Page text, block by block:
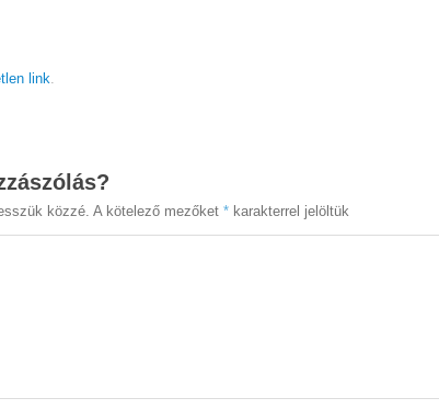
link.
közzé. A kötelező mezőket * karakterrel jelöltük